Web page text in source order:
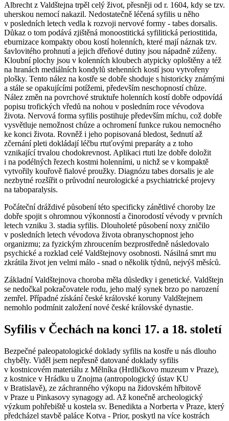
Albrecht z Valdštejna trpěl celý život, přesněji od r. 1604, kdy se tzv.
uherskou nemocí nakazil. Nedostatečně léčená syfilis u něho
v posledních letech vedla k rozvoji nervové formy - tabes dorsalis.
Důkaz o tom podává zjištěná monoostitická syfilitická periostitida,
eburnizace kompakty obou kostí holenních, které mají náznak tzv.
šavlovitého prohnutí a jejich dřeňové dutiny jsou nápadně zúženy.
Kloubní plochy jsou v kolenních kloubech atypicky oploštěny a též
na hranách mediálních kondylů stehenních kostí jsou vytvořeny
plošky. Tento nález na kostře se dobře shoduje s historicky známými
a stále se opakujícími potížemi, především neschopností chůze.
Nález změn na povrchové struktuře holenních kostí dobře odpovídá
popisu trofických vředů na nohou v posledním roce vévodova
života. Nervová forma syfilis postihuje především míchu, což dobře
vysvětluje nemožnost chůze a ochromení funkce rukou nemocného
ke konci života. Rovněž i jeho popisovaná bledost, šednutí až
zčernání pleti dokládají léčbu rtuťovými preparáty a z toho
vznikající trvalou chodokrevnost. Aplikaci rtuti lze dobře doložit
i na podélných řezech kostmi holenními, u nichž se v kompaktě
vytvořily kouřově fialové proužky. Diagnózu tabes dorsalis je ale
nezbytné rozšířit o průvodní neurologické a psychiatrické projevy
na taboparalysis.
Počáteční dráždivé působení této specificky zánětlivé choroby lze
dobře spojit s ohromnou výkonností a činorodostí vévody v prvních
letech vzniku 3. stadia syfilis. Dlouholeté působení noxy zničilo
v posledních letech vévodova života obranyschopnost jeho
organizmu; za fyzickým zhroucením bezprostředně následovalo
psychické a rozklad celé Valdštejnovy osobnosti. Násilná smrt mu
zkrátila život jen velmi málo - snad o několik týdnů, nejvýš měsíců.
Základní Valdštejnova choroba měla důsledky i genetické. Valdštejn
se nedočkal pokračovatele rodu, jeho malý synek brzo po narození
zemřel. Případné získání české královské koruny Valdštejnem
nemohlo podmínit založení nové české královské dynastie.
Syfilis v Čechách na konci 17. a 18. století
Bezpečné paleopatologické doklady syfilis na kostře u nás dlouho
chyběly. Viděl jsem nepřesně datované doklady syfilis
v kostnicovém materiálu z Mělníka (Hrdličkovo muzeum v Praze),
z kostnice v Hrádku u Znojma (antropologický ústav KU
v Bratislavě), ze záchranného výkopu na židovském hřbitově
v Praze u Pinkasovy synagogy ad. Až konečně archeologický
výzkum pohřebiště u kostela sv. Benedikta a Norberta v Praze, který
předcházel stavbě paláce Kotva - Prior, poskytl na více kostrách